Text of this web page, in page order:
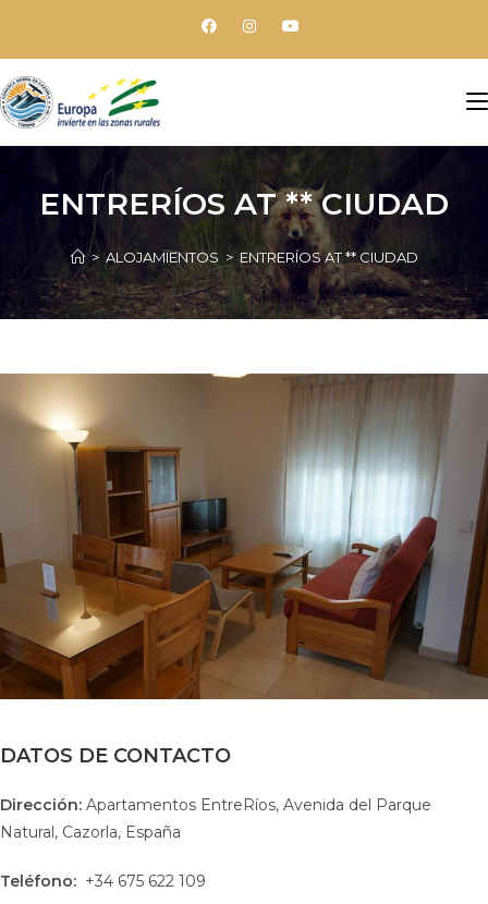
ENTRERÍOS AT ** CIUDAD
> ALOJAMIENTOS > ENTRERÍOS AT ** CIUDAD
DATOS DE CONTACTO
Dirección: Apartamentos EntreRíos, Avenida del Parque
Natural, Cazorla, España
Teléfono: +34 675 622 109